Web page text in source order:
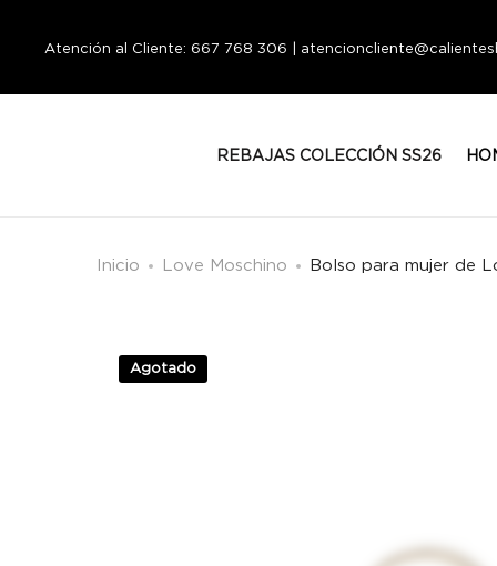
Atención al Cliente: 667 768 306 |
REBAJAS COLECCIÓN SS26
Inicio Love Moschino Bolso para mujer de
Agotado